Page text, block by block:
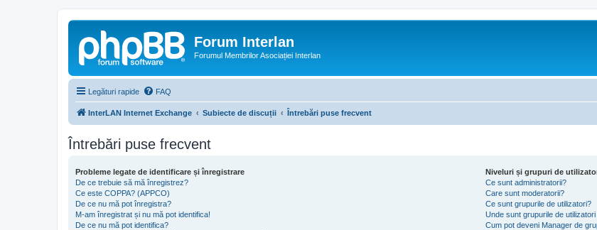
Forum Interlan
Forumul Membrilor Asociației Interlan
Legături rapide FAQ
InterLAN Internet Exchange Subiecte de discuții Întrebări puse frecvent
Întrebări puse frecvent
Probleme legate de identificare și înregistrare
De ce trebuie să mă înregistrez?
Ce este COPPA? (APPCO)
De ce nu mă pot înregistra?
M-am înregistrat și nu mă pot identifica!
De ce nu mă pot identifica?
Niveluri și grupuri de
Ce sunt administratorii?
Care sunt moderatorii?
Ce sunt grupurile de utilizatori?
Unde sunt grupurile de
Cum pot deveni Manager de